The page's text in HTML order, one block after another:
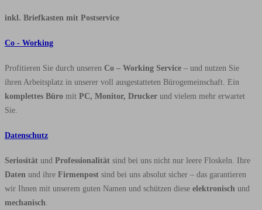
inkl. Briefkasten mit Postservice
Co - Working
Profitieren Sie durch unseren Co – Working Service – und nutzen Sie
ihren Arbeitsplatz in unserer voll ausgestatteten Bürogemeinschaft. Ein
komplettes Büro mit PC, Monitor, Drucker und vielem mehr erwartet
Sie.
Datenschutz
Seriosität und Professionalität sind bei uns nicht nur leere Floskeln. Ihre
Daten und ihre Firmenpost sind bei uns absolut sicher – das garantieren
wir Ihnen mit unserem guten Namen und schützen diese elektronisch und
mechanisch.